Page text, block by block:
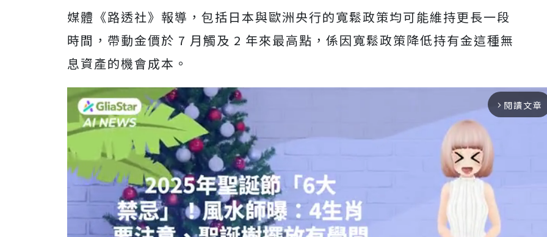
媒體《路透社》報導，包括日本與歐洲央行的寬鬆政策均可能維持更長一段
時間，帶動金價於 7 月觸及 2 年來最高點，係因寬鬆政策降低持有金這種無
息資產的機會成本。
arrow_forward_ios 閱讀文章